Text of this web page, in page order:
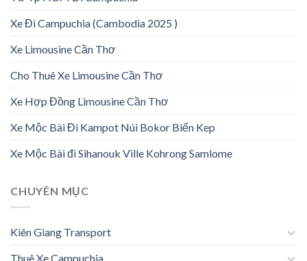
Xe Đi Campuchia (Cambodia 2025 )
Xe Limousine Cần Thơ
Cho Thuê Xe Limousine Cần Thơ
Xe Hợp Đồng Limousine Cần Thơ
Xe Mộc Bài Đi Kampot Núi Bokor Biển Kep
Xe Mộc Bài đi Sihanouk Ville Kohrong Samlome
CHUYÊN MỤC
Kiên Giang Transport
Thuê Xe Campuchia